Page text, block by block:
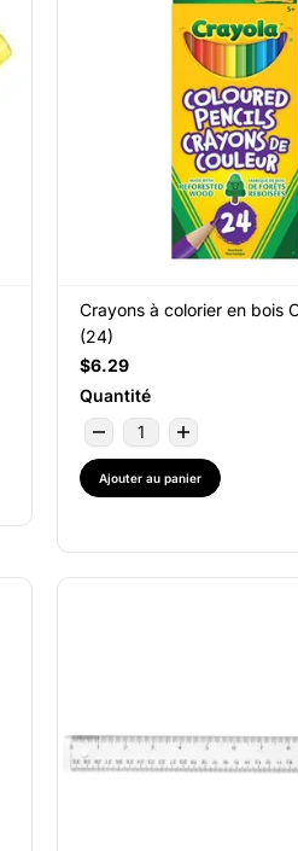
Crayons à colorier en bois
(24)
$6.29
Quantité
Ajouter au panier